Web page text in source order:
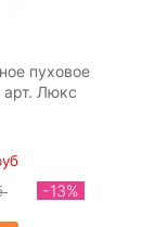
пуховое
арт. Люкс
-13%